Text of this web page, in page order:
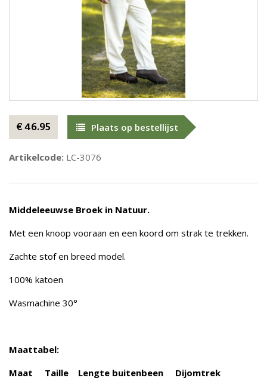
€ 46.95 Plaats op bestellijst
Artikelcode: LC-3076
Middeleeuwse Broek in Natuur.
Met een knoop vooraan en een koord om strak te trekken.
Zachte stof en breed model.
100% katoen
Wasmachine 30°
Maattabel:
Maat Taille Lengte buitenbeen Dijomtrek